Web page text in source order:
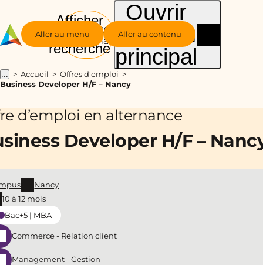
Aller au menu Aller au contenu
Groupe
Alternance
Afficher
la
recherche
Ouvrir
le menu
principal
... Accueil
Offres d'emploi
Business Developer H/F – Nancy
d’emploi en alternance
Developer H/F –
Nancy
10 à 12 mois
Bac+5 | MBA
Commerce - Relation client
Management - Gestion